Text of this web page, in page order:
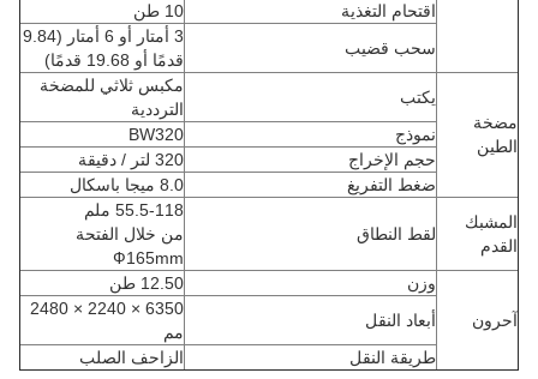
اقتحام التغذية
10 طن
سحب قضيب
3 أمتار أو 6 أمتار (9.84
قدمًا أو 19.68 قدمًا)
مضخة
الطين
يكتب
مكبس ثلاثي للمضخة
الترددية
نموذج
BW320
حجم الإخراج
320 لتر / دقيقة
ضغط التفريغ
8.0 ميجا باسكال
المشبك
القدم
لقط النطاق
55.5-118 ملم
من خلال الفتحة
Ф165mm
آحرون
وزن
12.50 طن
أبعاد النقل
6350 × 2240 × 2480
مم
طريقة النقل
الزاحف الصلب